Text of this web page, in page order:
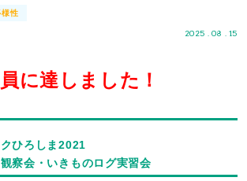
2025 . 08 . 15
性
に達しました！
ひろしま2021
察会・いきものログ実習会